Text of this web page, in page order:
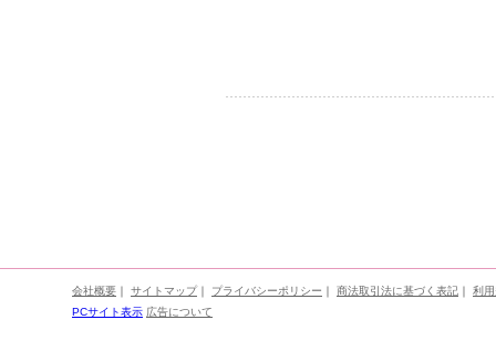
会社概要 ｜ サイトマップ｜ プライバシーポリシー ｜ 商法取引法に基づく表記 ｜
利
PCサイト表示 広告について